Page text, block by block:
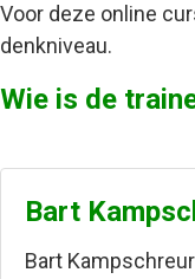
Voor deze online
denkniveau.
Wie is de
Bart
Bart